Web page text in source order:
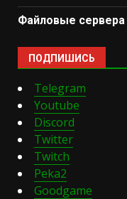
Файловые сервера
ПОДПИШИСЬ
Telegram
Youtube
Discord
Twitter
Twitch
Peka2
Goodgame